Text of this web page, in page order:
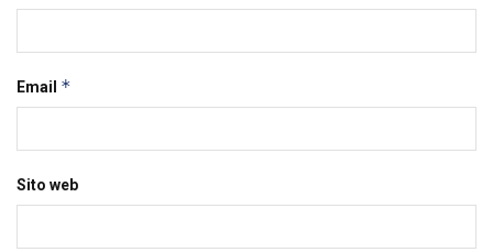
Email *
Sito web